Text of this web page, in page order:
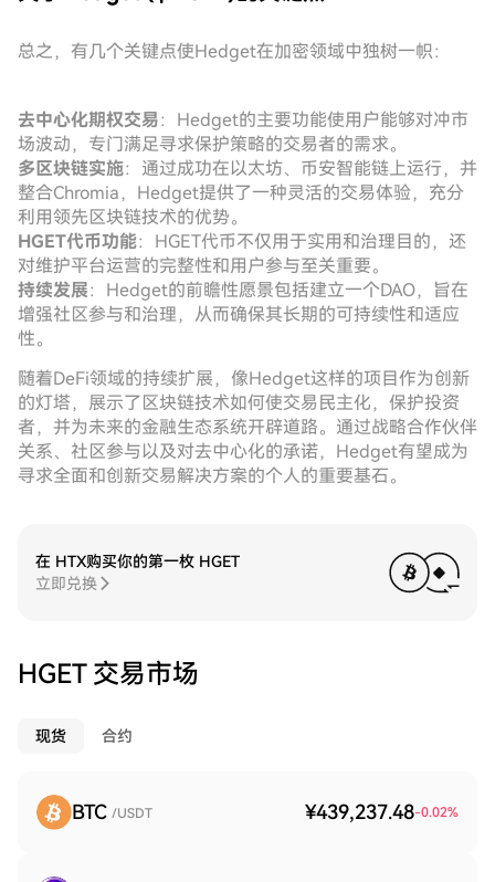
总之，有几个关键点使Hedget在加密领域中独树一帜：
去中心化期权交易：Hedget的主要功能使用户能够对冲市
场波动，专门满足寻求保护策略的交易者的需求。
多区块链实施：通过成功在以太坊、币安智能链上运行，并
整合Chromia，Hedget提供了一种灵活的交易体验，充分
利用领先区块链技术的优势。
HGET代币功能：HGET代币不仅用于实用和治理目的，还
对维护平台运营的完整性和用户参与至关重要。
持续发展：Hedget的前瞻性愿景包括建立一个DAO，旨在
增强社区参与和治理，从而确保其长期的可持续性和适应
性。
随着DeFi领域的持续扩展，像Hedget这样的项目作为创新
的灯塔，展示了区块链技术如何使交易民主化，保护投资
者，并为未来的金融生态系统开辟道路。通过战略合作伙伴
关系、社区参与以及对去中心化的承诺，Hedget有望成为
寻求全面和创新交易解决方案的个人的重要基石。
在 HTX购买你的第一枚 HGET
立即兑换
HGET 交易市场
现货 合约
BTC /USDT ¥439,237.48-0.02%